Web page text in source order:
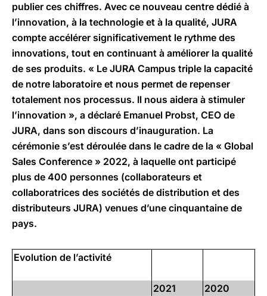
publier ces chiffres. Avec ce nouveau centre dédié à
l’innovation, à la technologie et à la qualité, JURA
compte accélérer significativement le rythme des
innovations, tout en continuant à améliorer la qualité
de ses produits. « Le JURA Campus triple la capacité
de notre laboratoire et nous permet de repenser
totalement nos processus. Il nous aidera à stimuler
l’innovation », a déclaré Emanuel Probst, CEO de
JURA, dans son discours d’inauguration. La
cérémonie s’est déroulée dans le cadre de la « Global
Sales Conference » 2022, à laquelle ont participé
plus de 400 personnes (collaborateurs et
collaboratrices des sociétés de distribution et des
distributeurs JURA) venues d’une cinquantaine de
pays.
Evolution de l’activité
2021
2020